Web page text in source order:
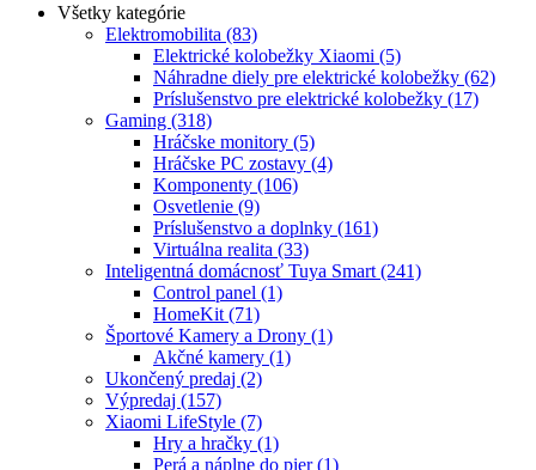
ZoradenéVšetky kategórie
Elektromobilita (83)
Elektrické kolobežky Xiaomi (5)
Náhradne diely pre elektrické kolobežky (62)
Príslušenstvo pre elektrické kolobežky (17)
Gaming (318)
Hráčske monitory (5)
Hráčske PC zostavy (4)
Komponenty (106)
Osvetlenie (9)
Príslušenstvo a doplnky (161)
Virtuálna realita (33)
Inteligentná domácnosť Tuya Smart (241)
Control panel (1)
HomeKit (71)
Športové Kamery a Drony (1)
Akčné kamery (1)
Ukončený predaj (2)
Výpredaj (157)
Xiaomi LifeStyle (7)
Hry a hračky (1)
Perá a náplne do pier(1)